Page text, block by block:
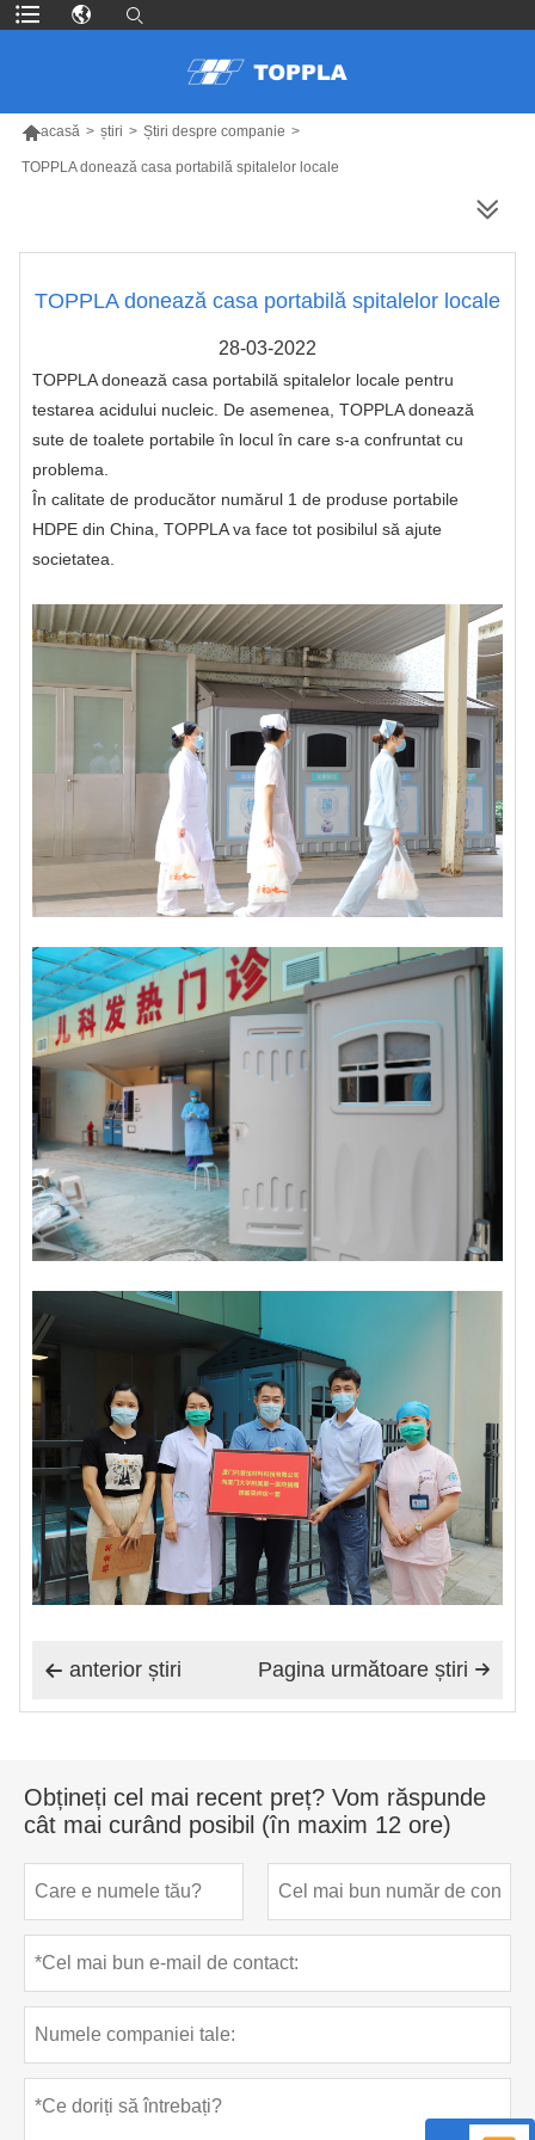
acasă > știri > Știri despre companie >
TOPPLA donează casa portabilă spitalelor locale
TOPPLA donează casa portabilă spitalelor locale
28-03-2022
TOPPLA donează casa portabilă spitalelor locale pentru
testarea acidului nucleic. De asemenea, TOPPLA donează
sute de toalete portabile în locul în care s-a confruntat cu
problema.
În calitate de producător numărul 1 de produse portabile
HDPE din China, TOPPLA va face tot posibilul să ajute
societatea.
 anterior știri 
Pagina următoare știri
Obțineți cel mai recent preț? Vom răspunde
cât mai curând posibil (în maxim 12 ore)